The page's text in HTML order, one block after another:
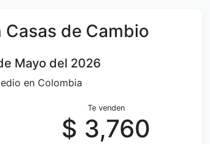
Casas de Cambio
Mayo del 2026
en Colombia
Te venden
$ 3,760